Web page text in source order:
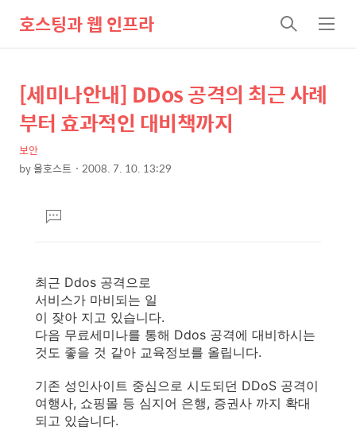
호스팅과 웹 인프라
검
색
메
뉴
상
세
컨
텐
본
문
제
목
[세미나안내] DDos 공격의 최근 사례
부터 효과적인 대비책까지
보안
by올호스트 2008. 7. 10. 13:29
댓
글
최근 Ddos 공격으로
서비스가 마비되는 일
이 잦아 지고 있습니다.
다음 무료세미나를 통해 Ddos 공격에 대비하시는
것도 좋을 것 같아 교육정보를 올립니다.
기존 성인사이트 중심으로 시도되던 DDoS 공격이
여행사, 쇼핑몰 등 심지어 은행, 증권사 까지 확대
되고 있습니다.